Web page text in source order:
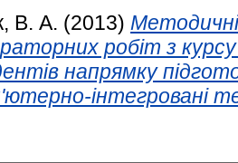
В. А. (2013) Методичні
робіт з
напрямку
інтегровані